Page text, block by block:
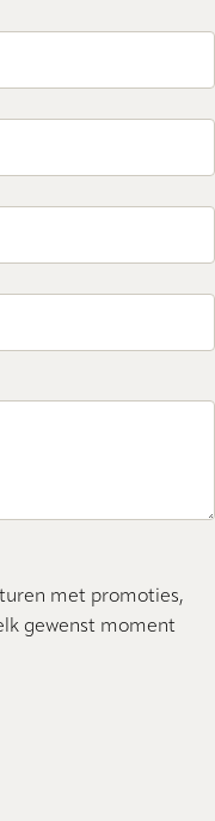
met promoties,
gewenst moment